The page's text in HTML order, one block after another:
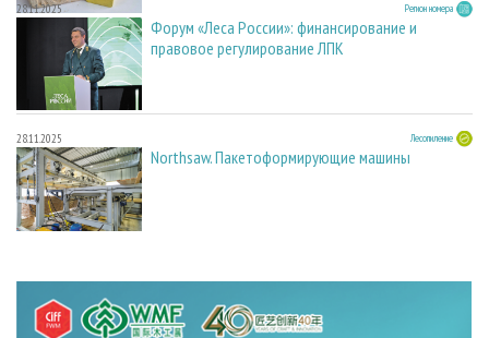
28.11.2025 Регион номера
Форум «Леса России»: финансирование и
правовое регулирование ЛПК
28.11.2025 Лесопиление
Northsaw. Пакетоформирующие машины